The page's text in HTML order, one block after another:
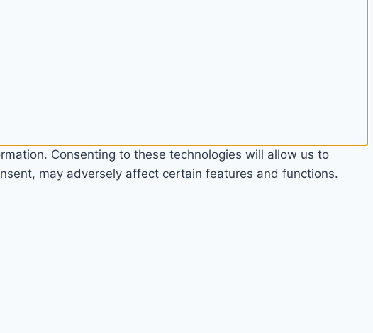
Consenting to these technologies will allow us to
may adversely affect certain features and functions.